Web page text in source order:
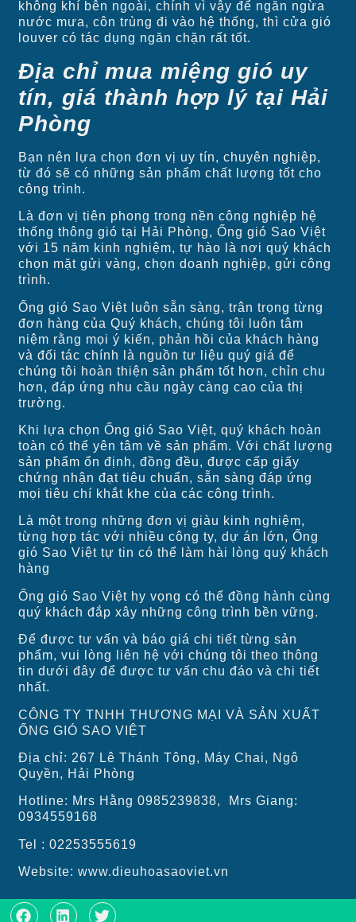
không khí bên ngoài, chính vì vậy để ngăn ngừa
nước mưa, côn trùng đi vào hệ thống, thì cửa gió
louver có tác dụng ngăn chặn rất tốt.
Địa chỉ mua miệng gió uy
tín, giá thành hợp lý tại Hải
Phòng
Bạn nên lựa chọn đơn vị uy tín, chuyên nghiệp,
từ đó sẽ có những sản phẩm chất lượng tốt cho
công trình.
Là đơn vị tiên phong trong nền công nghiệp hệ
thống thông gió tại Hải Phòng, Ống gió Sao Việt
với 15 năm kinh nghiệm, tự hào là nơi quý khách
chọn mặt gửi vàng, chọn doanh nghiệp, gửi công
trình.
Ống gió Sao Việt luôn sẵn sàng, trân trọng từng
đơn hàng của Quý khách, chúng tôi luôn tâm
niệm rằng mọi ý kiến, phản hồi của khách hàng
và đối tác chính là nguồn tư liệu quý giá để
chúng tôi hoàn thiện sản phẩm tốt hơn, chỉn chu
hơn, đáp ứng nhu cầu ngày càng cao của thị
trường.
Khi lựa chọn Ống gió Sao Việt, quý khách hoàn
toàn có thể yên tâm về sản phẩm. Với chất lượng
sản phẩm ổn định, đồng đều, được cấp giấy
chứng nhận đạt tiêu chuẩn, sẵn sàng đáp ứng
mọi tiêu chí khắt khe của các công trình.
Là một trong những đơn vị giàu kinh nghiệm,
từng hợp tác với nhiều công ty, dự án lớn, Ống
gió Sao Việt tự tin có thể làm hài lòng quý khách
hàng
Ống gió Sao Việt hy vọng có thể đồng hành cùng
quý khách đắp xây những công trình bền vững.
Để được tư vấn và báo giá chi tiết từng sản
phẩm, vui lòng liên hệ với chúng tôi theo thông
tin dưới đây để được tư vấn chu đáo và chi tiết
nhất.
CÔNG TY TNHH THƯƠNG MẠI VÀ SẢN XUẤT
ỐNG GIÓ SAO VIỆT
Địa chỉ: 267 Lê Thánh Tông, Máy Chai, Ngô
Quyền, Hải Phòng
Hotline: Mrs Hằng 0985239838, Mrs Giang:
0934559168
Tel : 02253555619
Website: www.dieuhoasaoviet.vn